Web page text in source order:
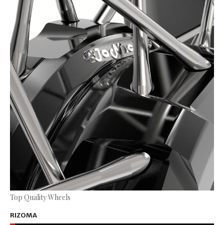
Top Quality Wheels
RIZOMA